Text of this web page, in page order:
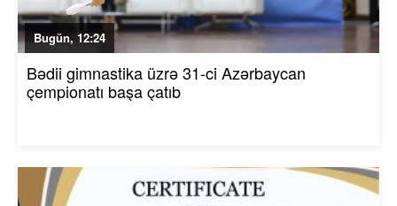
Bugün, 12:24
Bədii gimnastika üzrə 31-ci Azərbaycan
çempionatı başa çatıb